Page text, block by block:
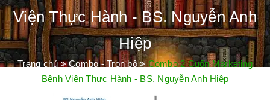
Viện Thực Hành - BS. Nguyễn Anh
Hiệp
Trang chủ Combo - Trọn bộ
Combo 2 Cuốn Marketing
Bệnh Viện Thực Hành - BS. Nguyễn Anh Hiệp